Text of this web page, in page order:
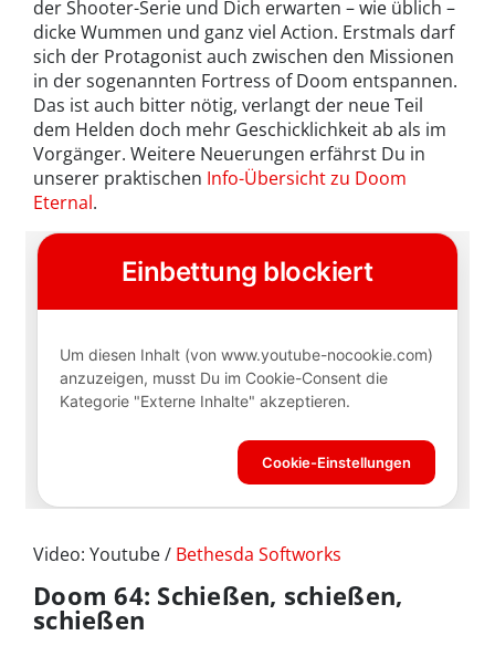
der Shooter-Serie und Dich erwarten – wie üblich –
dicke Wummen und ganz viel Action. Erstmals darf
sich der Protagonist auch zwischen den Missionen
in der sogenannten Fortress of Doom entspannen.
Das ist auch bitter nötig, verlangt der neue Teil
dem Helden doch mehr Geschicklichkeit ab als im
Vorgänger. Weitere Neuerungen erfährst Du in
unserer praktischen Info-Übersicht zu Doom
Eternal.
Video: Youtube / Bethesda Softworks
Doom 64: Schießen, schießen,
schießen